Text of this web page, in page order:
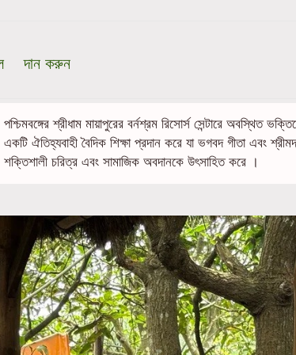
দান করুন
পশ্চিমবঙ্গের শ্রীধাম মায়াপুরের বর্নশ্রম রিসোর্স সেন্টারে অবস্থিত
একটি ঐতিহ্যবাহী বৈদিক শিক্ষা প্রদান করে যা ভগবদ গীতা এবং
শক্তিশালী চরিত্র এবং সামাজিক অবদানকে উৎসাহিত করে ।